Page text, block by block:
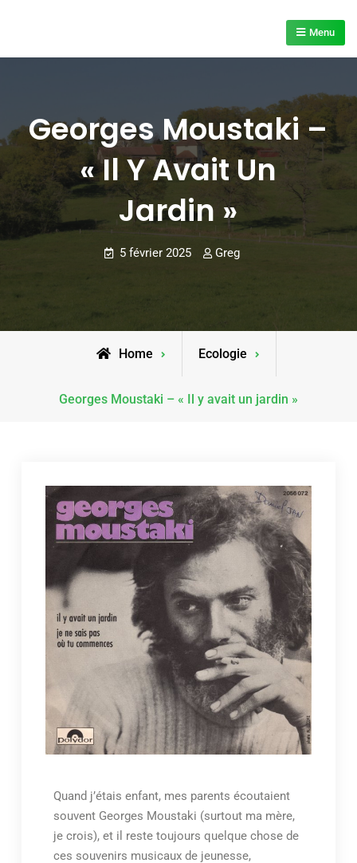
Menu
Georges Moustaki –
« Il Y Avait Un
Jardin »
5 février 2025 Greg
Home Ecologie
Georges Moustaki – « Il y avait un jardin »
Quand j’étais enfant, mes parents écoutaient
souvent Georges Moustaki (surtout ma mère,
je crois), et il reste toujours quelque chose de
ces souvenirs musicaux de jeunesse,